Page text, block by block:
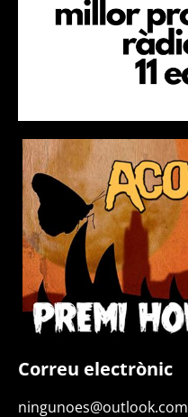
Correu electrònic
ningunoes@outlook.com